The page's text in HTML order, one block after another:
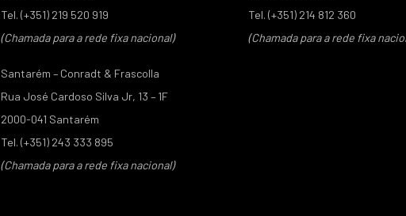
Tel. (+351) 219 520 919
(Chamada para a rede fixa nacional)
Santarém – Conradt & Frascolla
Rua José Cardoso Silva Jr, 13 – 1F
2000-041 Santarém
Tel. (+351) 243 333 895
(Chamada para a rede fixa nacional)
Tel. (+351) 214 812 360
(Chamada para a rede fixa